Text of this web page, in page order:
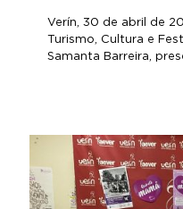
Verín, 30 de abril de
Turismo, Cultura e
Samanta Barreira,